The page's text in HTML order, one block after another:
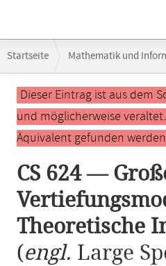
Navigation
Startseite Mathematik und
CS 624 — Großes Vertiefungsmodul
Hauptinhalt
Dieser Eintrag ist aus dem
und möglicherweise
Äquivalent gefunden
CS 624 —
Theoretische
(engl. Large